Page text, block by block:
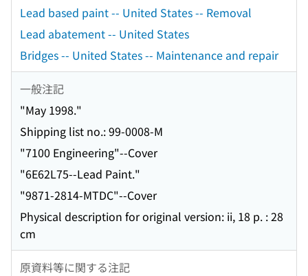
Lead based paint -- United States -- Removal
Lead abatement -- United States
Bridges -- United States -- Maintenance and repair
一般注記
"May 1998."
Shipping list no.: 99-0008-M
"7100 Engineering"--Cover
"6E62L75--Lead Paint."
"9871-2814-MTDC"--Cover
Physical description for original version: ii, 18 p. : 28
cm
原資料等に関する注記